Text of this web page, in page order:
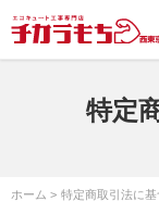
特定
ホーム 特定商取引法に